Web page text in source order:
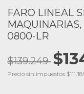
FARO LINEAL
0800-LR
$139.249
Precio sin impuestos